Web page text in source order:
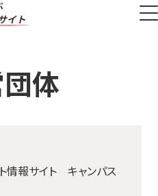
体
情報サイト キャンパス